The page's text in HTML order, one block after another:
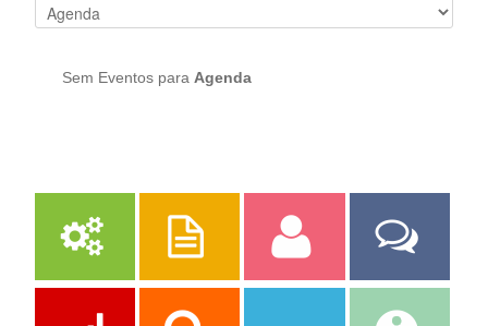
Sem Eventos para Agenda
Serviços Publicações Servidor
Fale Com a
Prefeitura